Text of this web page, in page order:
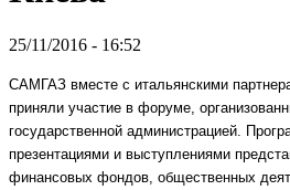
25/11/2016 - 16:52
САМГАЗ вместе с итальянскими
приняли участие в форуме,
государственной администрацией.
презентациями и выступлениями
финансовых фондов, общественных